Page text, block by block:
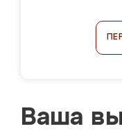
Ваша